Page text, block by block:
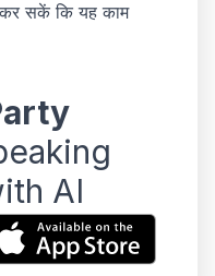
कर सकें कि यह काम
AI